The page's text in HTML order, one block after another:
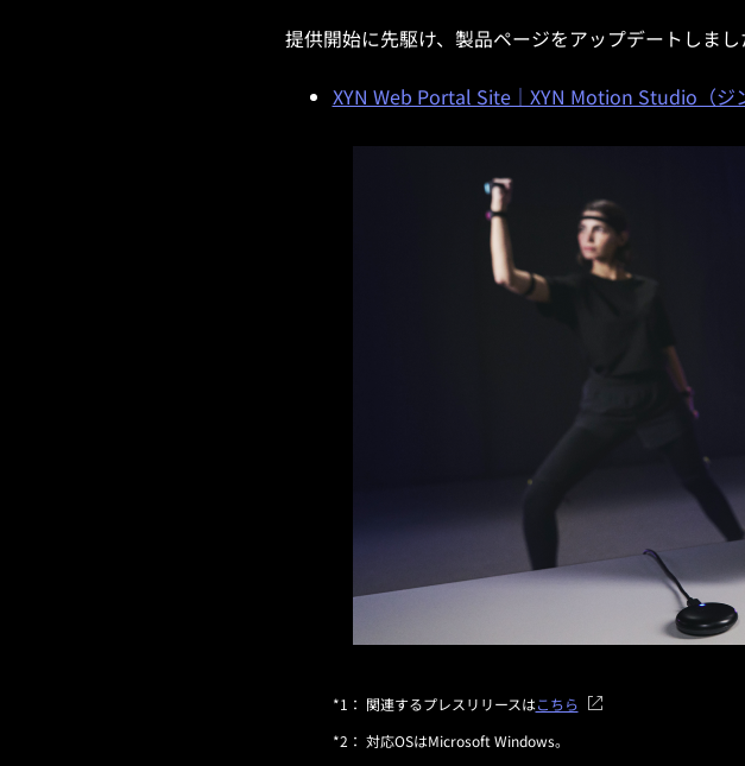
提供開始に先駆け、製品ページをアップデートしま
XYN Web Portal Site｜XYN Motion Studio（ジ
*1： 関連するプレスリリースはこちら
*2： 対応OSはMicrosoft Windows。